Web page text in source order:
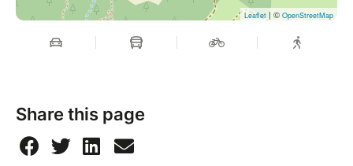
Leaflet | © OpenStreetMap
Share this page